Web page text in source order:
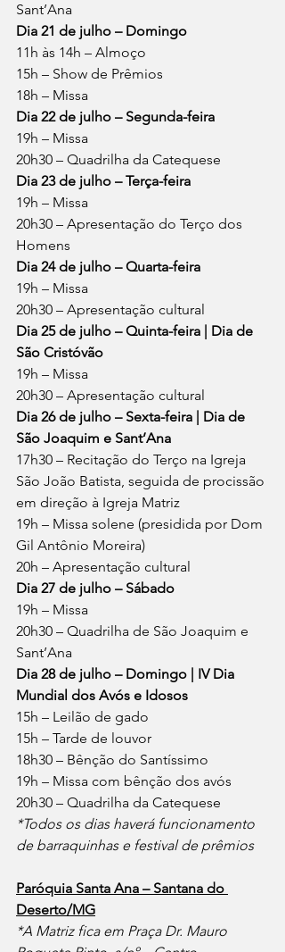
Sant’Ana
Dia 21 de julho – Domingo
11h às 14h – Almoço
15h – Show de Prêmios
18h – Missa
Dia 22 de julho – Segunda-feira
19h – Missa
20h30 – Quadrilha da Catequese
Dia 23 de julho – Terça-feira
19h – Missa
20h30 – Apresentação do Terço dos
Homens
Dia 24 de julho – Quarta-feira
19h – Missa
20h30 – Apresentação cultural
Dia 25 de julho – Quinta-feira | Dia de
São Cristóvão
19h – Missa
20h30 – Apresentação cultural
Dia 26 de julho – Sexta-feira | Dia de
São Joaquim e Sant’Ana
17h30 – Recitação do Terço na Igreja
São João Batista, seguida de procissão
em direção à Igreja Matriz
19h – Missa solene (presidida por Dom
Gil Antônio Moreira)
20h – Apresentação cultural
Dia 27 de julho – Sábado
19h – Missa
20h30 – Quadrilha de São Joaquim e
Sant’Ana
Dia 28 de julho – Domingo | IV Dia
Mundial dos Avós e Idosos
15h – Leilão de gado
15h – Tarde de louvor
18h30 – Bênção do Santíssimo
19h – Missa com bênção dos avós
20h30 – Quadrilha da Catequese
*Todos os dias haverá funcionamento
de barraquinhas e festival de prêmios
Paróquia Santa Ana – Santana do
Deserto/MG
*A Matriz fica em Praça Dr. Mauro